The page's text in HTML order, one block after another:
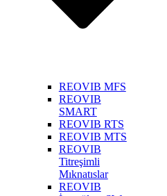
REOVIB MFS
REOVIB
SMART
REOVIB RTS
REOVIB MTS
REOVIB
Titreşimli
Mıknatıslar
REOVIB